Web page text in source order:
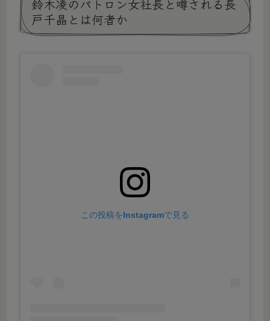
鈴木凌のパトロン女社長と噂される長
戸千晶とは何者か
この投稿をInstagramで見る